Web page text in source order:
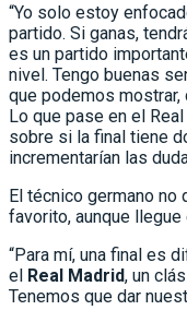
“Yo solo estoy
partido. Si ganas,
es un partido
nivel. Tengo buenas
que podemos mostrar,
Lo que pase en el
sobre si la final tiene
incrementarían las
El técnico germano
favorito, aunque
“Para mí, una final es
el Real Madrid, un
Tenemos que dar